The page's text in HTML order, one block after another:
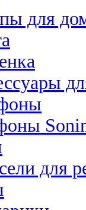
для
для